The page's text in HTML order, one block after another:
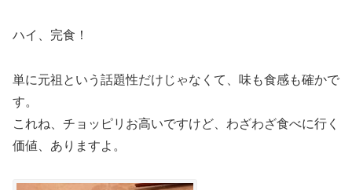
ハイ、完食！
単に元祖という話題性だけじゃなくて、味も食感も確かで
す。
これね、チョッピリお高いですけど、わざわざ食べに行く
価値、ありますよ。